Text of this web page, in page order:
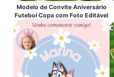
Modelo de Convite Aniversário
Futebol Copa com Foto Editável